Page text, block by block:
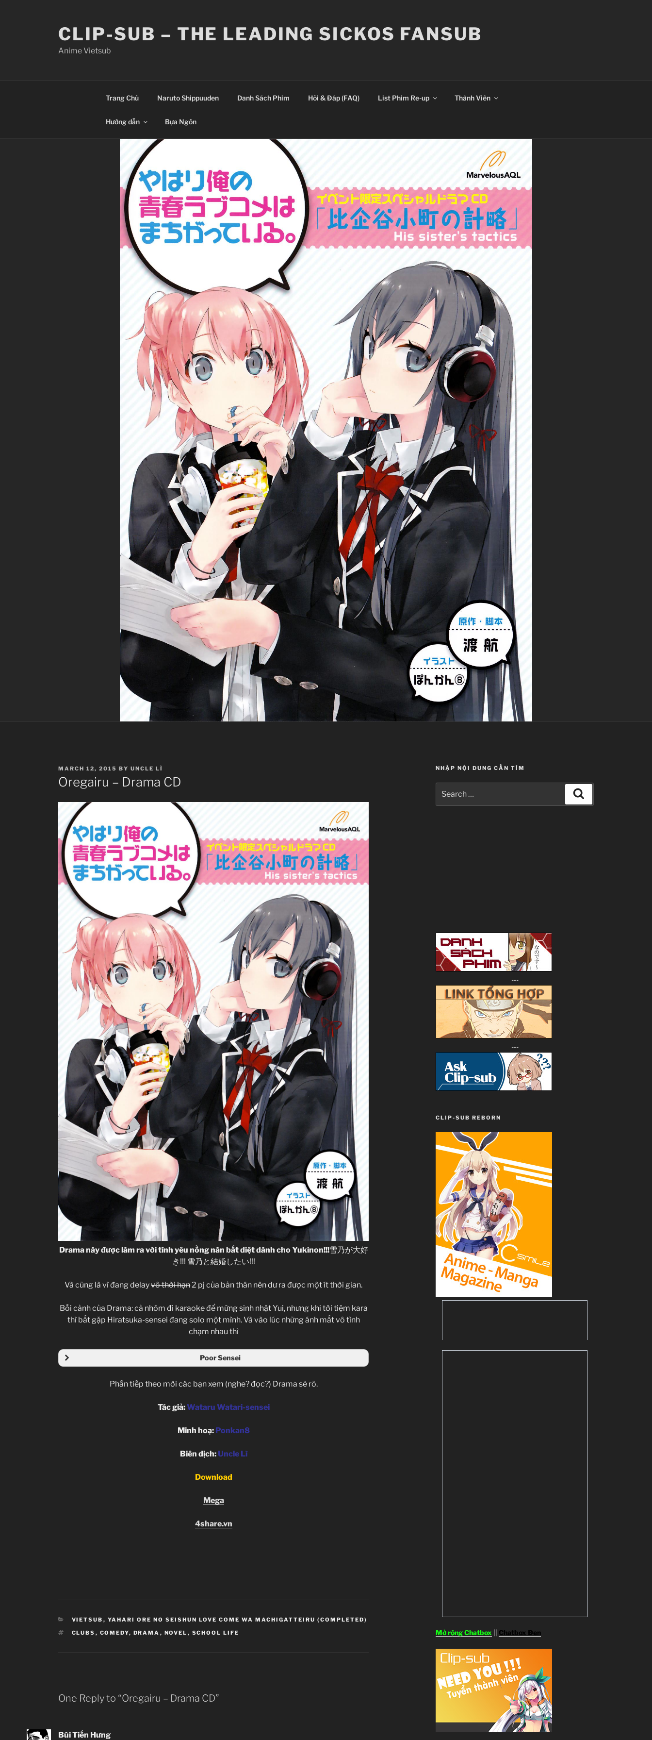
CLIP-SUB – THE LEADING SICKOS FANSUB
Anime Vietsub
Trang Chủ Naruto Shippuuden Danh Sách Phim Hỏi & Đáp (FAQ) List Phim Re-up Thành Viên
Hướng dẫn Bựa Ngôn
POSTED
ON
MARCH 12, 2015 BY UNCLE LÌ
Oregairu – Drama CD
Drama này được làm ra với tình yêu nồng nàn bất diệt dành cho Yukinon!!!雪乃が大好
き!!! 雪乃と結婚したい!!!
Và cũng là vì đang delayvô thời hạn2 pj của bản thân nên dư ra được một ít thời gian.
Bối cảnh của Drama: cả nhóm đi karaoke để mừng sinh nhật Yui, nhưng khi tới tiệm kara
thì bắt gặp Hiratsuka-sensei đang solo một mình. Và vào lúc những ánh mắt vô tình
chạm nhau thì
Poor Sensei
Phần tiếp theo mời các bạn xem (nghe? đọc?) Drama sẽ rõ.
Tác giả:Wataru Watari-sensei
Minh hoạ: Ponkan8
Biên dịch: Uncle Lì
Download
Mega
4share.vn
CATEGORIES
VIETSUB , YAHARI ORE NO SEISHUN LOVE COME WA MACHIGATTEIRU (COMPLETED)
TAGS
CLUBS , COMEDY, DRAMA , NOVEL , SCHOOL LIFE
One Reply to “Oregairu – Drama CD”
Bùi Tiến Hưng
NHẬP NỘI DUNG CẦN TÌM
for:
---
---
CLIP-SUB REBORN
Mở rộng Chatbox Chatbox Đen